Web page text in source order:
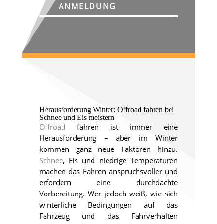
ANMELDUNG
Herausforderung Winter: Offroad fahren bei
Schnee und Eis meistern
Offroad fahren ist immer eine
Herausforderung – aber im Winter
kommen ganz neue Faktoren hinzu.
Schnee, Eis und niedrige Temperaturen
machen das Fahren anspruchsvoller und
erfordern eine durchdachte
Vorbereitung. Wer jedoch weiß, wie sich
winterliche Bedingungen auf das
Fahrzeug und das Fahrverhalten